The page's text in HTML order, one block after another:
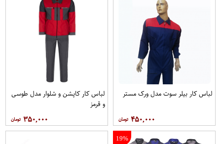
لباس کار بیلر سوت مدل ورک مستر
۴۵۰,۰۰۰
لباس کار کاپشن و شلوار مدل طوسی
و قرمز
۳۵۰,۰۰۰
19%